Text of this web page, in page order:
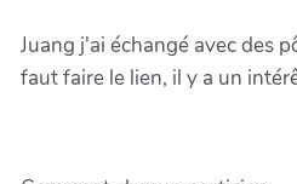
Juang j'ai échangé avec des
faut faire le lien, il y a un